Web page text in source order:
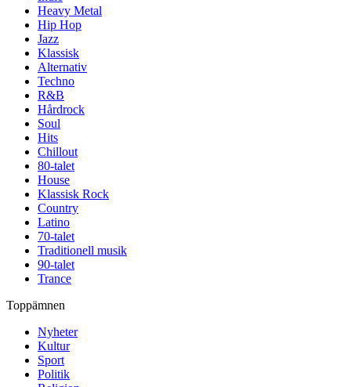
Heavy Metal
Hip Hop
Jazz
Klassisk
Alternativ
Techno
R&B
Hårdrock
Soul
Hits
Chillout
80-talet
House
Klassisk Rock
Country
Latino
70-talet
Traditionell musik
90-talet
Trance
Toppämnen
Nyheter
Kultur
Sport
Politik